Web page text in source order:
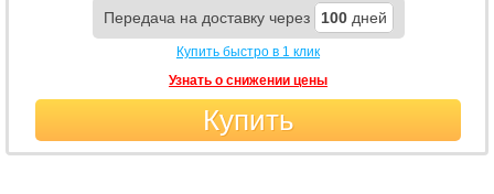
Передача на доставку через 100 дней
Купить быстро в 1 клик
Узнать о снижении цены
Купить